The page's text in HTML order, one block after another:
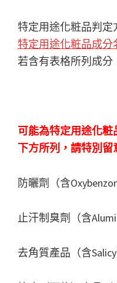
特定用途化粧品判定
特定用途化粧品成分
若含有表格所列成
可能為特定用途化
下方所列，請特別留
防曬劑（含
止汗制臭劑（含
去角質產品（含